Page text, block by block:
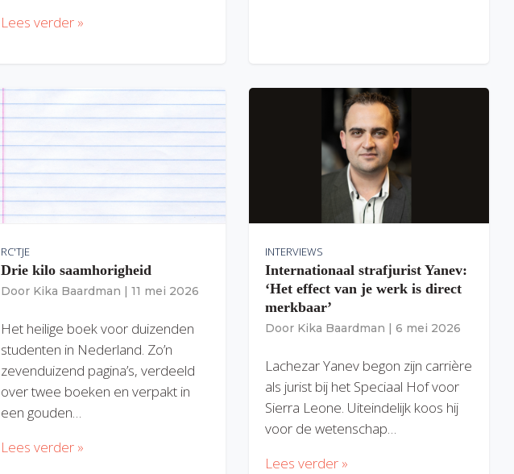
Lees verder »
RC'TJE
Drie kilo saamhorigheid
Door Kika Baardman | 11 mei 2026
Het heilige boek voor duizenden
studenten in Nederland. Zo’n
zevenduizend pagina’s, verdeeld
over twee boeken en verpakt in
een gouden…
Lees verder »
INTERVIEWS
Internationaal strafjurist Yanev:
‘Het effect van je werk is direct
merkbaar’
Door Kika Baardman | 6 mei 2026
Lachezar Yanev begon zijn carrière
als jurist bij het Speciaal Hof voor
Sierra Leone. Uiteindelijk koos hij
voor de wetenschap…
Lees verder »